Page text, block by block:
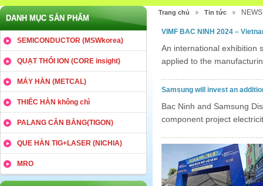
Trang chủ Tin tức NEWS
VIMF BAC NINH 2024 –
An international exhibition
applied to the
Samsung will invest an
Bac Ninh and Samsung
component project
DANH MỤC SẢN PHẨM
SEMICONDUCTOR (MSWkorea)
QUẠT THỔI ION (CORE insight)
MÁY HÀN (METCAL)
THIÊC HÀN không chì
PALANG CÂN BẰNG(TIGON)
QUE HÀN TIG+LASER (NICHIA)
MRO